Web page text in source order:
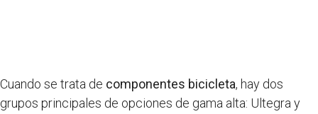
Cuando se trata de componentes bicicleta, hay dos
grupos principales de opciones de gama alta: Ultegra y